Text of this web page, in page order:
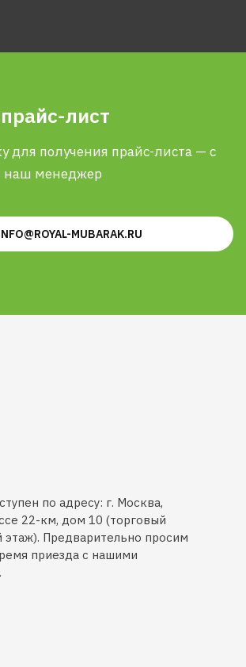
лист
для получения прайс-листа — с
наш менеджер
MUBARAK.RU
по адресу: г. Москва,
22-км, дом 10 (торговый
этаж). Предварительно просим
приезда с нашими